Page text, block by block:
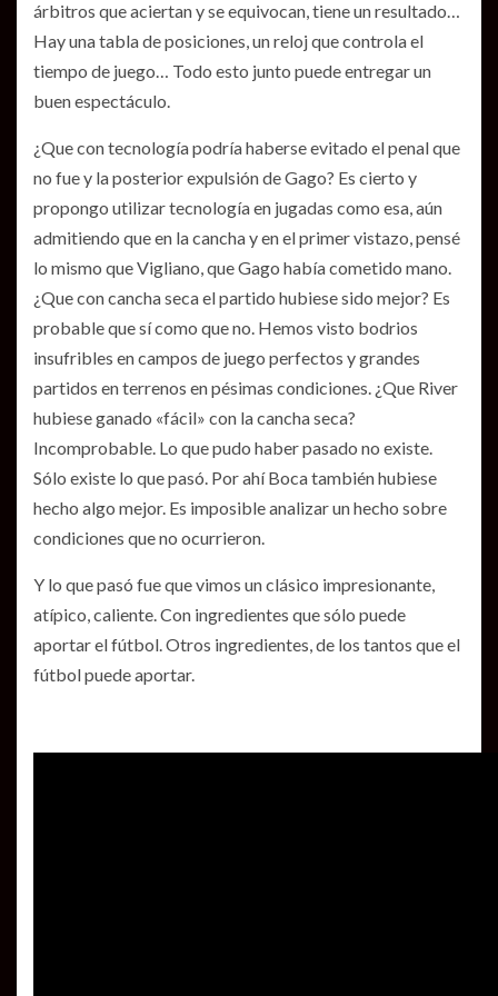
árbitros que aciertan y se equivocan, tiene un resultado…
Hay una tabla de posiciones, un reloj que controla el
tiempo de juego… Todo esto junto puede entregar un
buen espectáculo.
¿Que con tecnología podría haberse evitado el penal que
no fue y la posterior expulsión de Gago? Es cierto y
propongo utilizar tecnología en jugadas como esa, aún
admitiendo que en la cancha y en el primer vistazo, pensé
lo mismo que Vigliano, que Gago había cometido mano.
¿Que con cancha seca el partido hubiese sido mejor? Es
probable que sí como que no. Hemos visto bodrios
insufribles en campos de juego perfectos y grandes
partidos en terrenos en pésimas condiciones. ¿Que River
hubiese ganado «fácil» con la cancha seca?
Incomprobable. Lo que pudo haber pasado no existe.
Sólo existe lo que pasó. Por ahí Boca también hubiese
hecho algo mejor. Es imposible analizar un hecho sobre
condiciones que no ocurrieron.
Y lo que pasó fue que vimos un clásico impresionante,
atípico, caliente. Con ingredientes que sólo puede
aportar el fútbol. Otros ingredientes, de los tantos que el
fútbol puede aportar.